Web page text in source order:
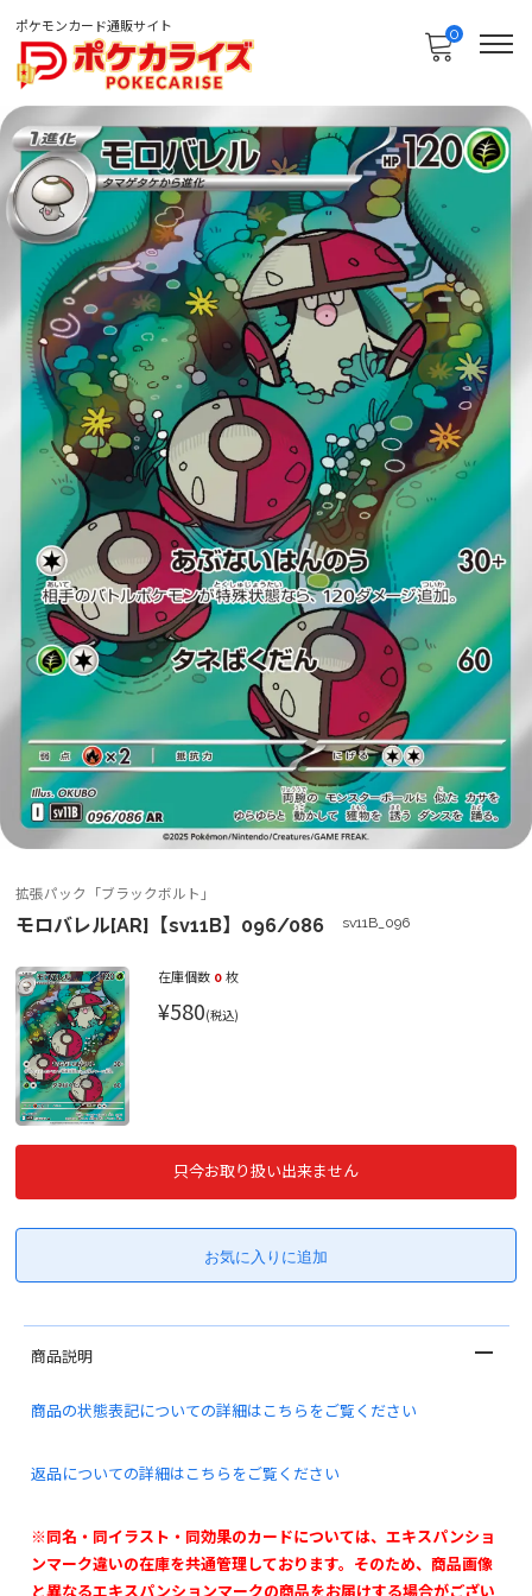
ポケモンカード通販サイト 0
拡張パック「ブラックボルト」
モロバレル[AR]【sv11B】096/086 sv11B_096
在庫個数 0 枚
¥580(税込)
只今お取り扱い出来ません
商品説明
商品の状態表記についての詳細はこちらをご覧ください
返品についての詳細はこちらをご覧ください
※同名・同イラスト・同効果のカードについては、エキスパンショ
ンマーク違いの在庫を共通管理しております。そのため、商品画像
と異なるエキスパンションマークの商品をお届けする場合がござい